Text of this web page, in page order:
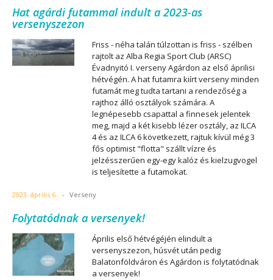
Hat agárdi futammal indult a 2023-as
versenyszezon
Friss - néha talán túlzottan is friss - szélben
rajtolt az Alba Regia Sport Club (ARSC)
Évadnyitó I. verseny Agárdon az első áprilisi
hétvégén. A hat futamra kiírt verseny minden
futamát meg tudta tartani a rendezőség a
rajthoz álló osztályok számára. A
legnépesebb csapattal a finnesek jelentek
meg, majd a két kisebb lézer osztály, az ILCA
4 és az ILCA 6 következett, rajtuk kívül még 3
fős optimist "flotta" szállt vízre és
jelzésszerűen egy-egy kalóz és kielzugvogel
is teljesítette a futamokat.
2023. április 6. - Verseny
Folytatódnak a versenyek!
Április első hétvégéjén elindult a
versenyszezon, húsvét után pedig
Balatonföldváron és Agárdon is folytatódnak
a versenyek!